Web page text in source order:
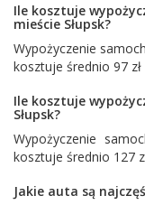
Ile kosztuje
mieście Słupsk?
Wypożyczenie
kosztuje średnio 97 zł
Ile kosztuje
Słupsk?
Wypożyczenie
kosztuje średnio 127
Jakie auta są